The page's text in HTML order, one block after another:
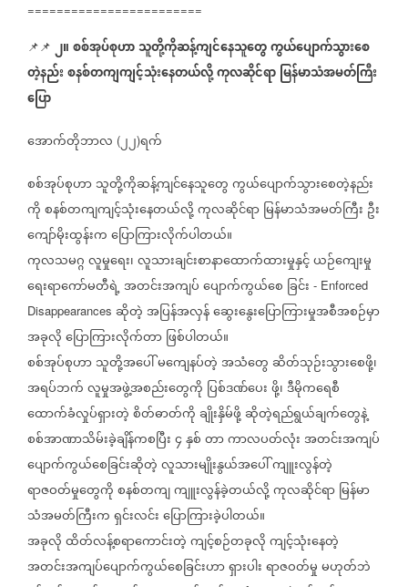
========================
📌📌 ⁨⁨⁨⁨⁨⁨⁨⁨⁨⁨⁨⁨⁨ ၂။စစ်အုပ်စုဟာသူတို့ကိုဆန့်ကျင်နေသူတွေကွယ်ပျောက်သွားစေ
တဲ့နည်းစနစ်တကျကျင့်သုံးနေတယ်လို့ကုလဆိုင်ရာမြန်မာသံအမတ်ကြီး
ပြော
အောက်တိုဘာလ (၂၂)ရက်
စစ်အုပ်စုဟာသူတို့ကိုဆန့်ကျင်နေသူတွေကွယ်ပျောက်သွားစေတဲ့နည်း
ကိုစနစ်တကျကျင့်သုံးနေတယ်လို့ကုလဆိုင်ရာမြန်မာသံအမတ်ကြီး ဦး
ကျော်မိုးထွန်းကပြောကြားလိုက်ပါတယ်။
ကုလသမဂ္ဂလူမှုရေး၊လူသားချင်းစာနာထောက်ထားမှုနှင့်ယဉ်ကျေးမှု
ရေးရာကော်မတီရဲ့အတင်းအကျပ်ပျောက်ကွယ်စေ ခြင်း - Enforced
Disappearances ဆိုတဲ့အပြန်အလှန်ဆွေးနွေးပြောကြားမှုအစီအစဉ်မှာ
အခုလိုပြောကြားလိုက်တာဖြစ်ပါတယ်။
စစ်အုပ်စုဟာသူတို့အပေါ်မကျေနပ်တဲ့အသံတွေဆိတ်သုဉ်းသွားစေဖို့၊
အရပ်ဘက်လူမှုအဖွဲ့အစည်းတွေကို ပြစ်ဒဏ်ပေးဖို့၊ဒီမိုကရေစီ
ထောက်ခံလှုပ်ရှားတဲ့စိတ်ဓာတ်ကိုချိုးနှိမ်ဖို့ဆိုတဲ့ရည်ရွယ်ချက်တွေနဲ့
စစ်အာဏာသိမ်းခဲ့ချိန်ကစပြီး၄နှစ်တာကာလပတ်လုံးအတင်းအကျပ်
ပျောက်ကွယ်စေခြင်းဆိုတဲ့လူသားမျိုးနွယ်အပေါ်ကျူးလွန်တဲ့
ရာဇဝတ်မှုတွေကိုစနစ်တကျကျူးလွန်ခဲ့တယ်လို့ကုလဆိုင်ရာမြန်မာ
သံအမတ်ကြီးကရှင်းလင်းပြောကြားခဲ့ပါတယ်။
အခုလိုထိတ်လန့်စရာကောင်းတဲ့ကျင့်စဉ်တခုလိုကျင့်သုံးနေတဲ့
အတင်းအကျပ်ပျောက်ကွယ်စေခြင်းဟာရှားပါးရာဇဝတ်မှုမဟုတ်ဘဲ